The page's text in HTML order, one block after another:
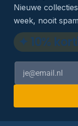
Nieuwe
week, nooit
✦ 10%